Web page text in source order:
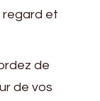
regard et
de
de vos